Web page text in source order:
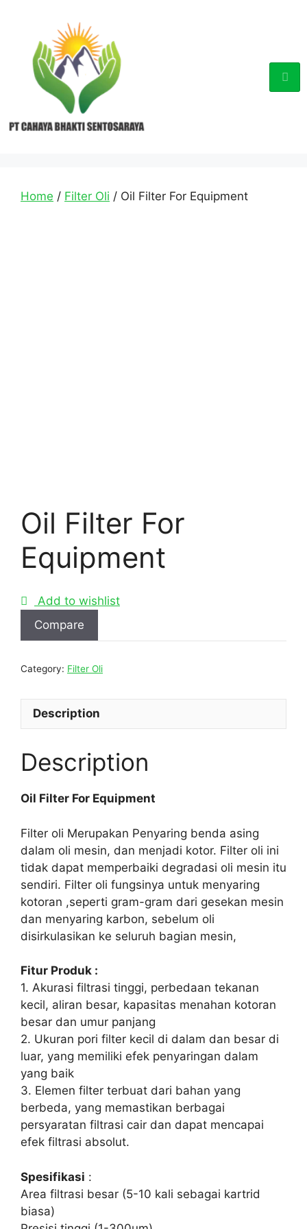
Home / Filter Oli / Oil Filter For Equipment
Oil Filter For
Equipment
Add to wishlist
Compare
Category: Filter Oli
Description
Description
Oil Filter For Equipment
Filter oli Merupakan Penyaring benda asing
dalam oli mesin, dan menjadi kotor. Filter oli ini
tidak dapat memperbaiki degradasi oli mesin itu
sendiri. Filter oli fungsinya untuk menyaring
kotoran ,seperti gram-gram dari gesekan mesin
dan menyaring karbon, sebelum oli
disirkulasikan ke seluruh bagian mesin,
Fitur Produk :
1. Akurasi filtrasi tinggi, perbedaan tekanan
kecil, aliran besar, kapasitas menahan kotoran
besar dan umur panjang
2. Ukuran pori filter kecil di dalam dan besar di
luar, yang memiliki efek penyaringan dalam
yang baik
3. Elemen filter terbuat dari bahan yang
berbeda, yang memastikan berbagai
persyaratan filtrasi cair dan dapat mencapai
efek filtrasi absolut.
Spesifikasi :
Area filtrasi besar (5-10 kali sebagai kartrid
biasa)